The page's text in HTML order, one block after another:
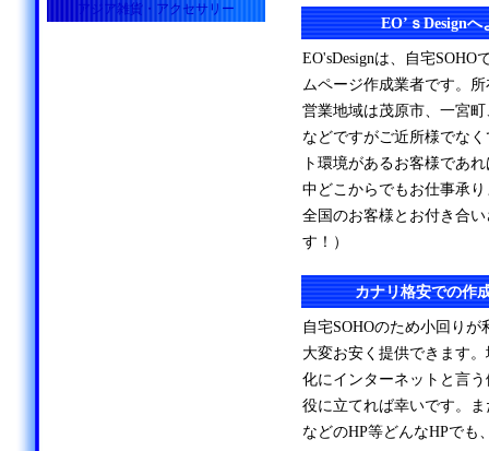
EO’ｓDesign
EO'sDesignは、自宅SOHO
ムページ作成業者です。
営業地域は茂原市、一宮
などですがご近所様でな
ト環境があるお客様であ
中どこからでもお仕事承
全国のお客様とお付き合
す！）
カナリ格安での作
自宅SOHOのため小回り
大変お安く提供できます
化にインターネットと言
役に立てれば幸いです。
などのHP等どんなHPでも
アジア雑貨・アクセサリー